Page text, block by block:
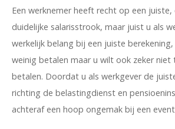
Een werknemer heeft recht op een juiste,
duidelijke salarisstrook, maar juist u als
werkelijk belang bij een juiste
weinig betalen maar u wilt ook zeker niet
betalen. Doordat u als werkgever de
richting de belastingdienst en
achteraf een hoop ongemak bij een